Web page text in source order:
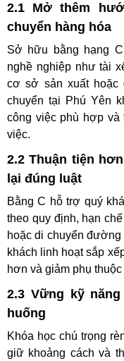
2.1 Mở thêm
chuyển hàng hóa
Sở hữu bằng hạng
nghề nghiệp như tài
cơ sở sản xuất hoặc
chuyển tại Phú Yên
công việc phù hợp và
việc.
2.2 Thuận tiện
lại đúng luật
Bằng C hỗ trợ quý
theo quy định, hạn
hoặc di chuyển
khách linh hoạt sắp
hơn và giảm phụ
2.3 Vững kỹ
huống
Khóa học chú trọng
giữ khoảng cách và